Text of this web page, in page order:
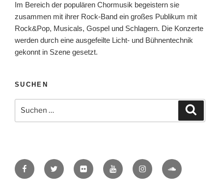
Im Bereich der populären Chormusik begeistern sie
zusammen mit ihrer Rock-Band ein großes Publikum mit
Rock&Pop, Musicals, Gospel und Schlagern. Die Konzerte
werden durch eine ausgefeilte Licht- und Bühnentechnik
gekonnt in Szene gesetzt.
SUCHEN
nach:
FacebookTwitter Flickr YouTubeInstagram SoundCloud